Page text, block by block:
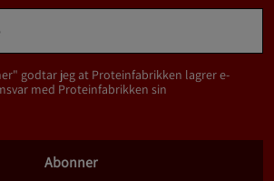
godtar jeg at Proteinfabrikken lagrer e-
med Proteinfabrikken sin
Abonner